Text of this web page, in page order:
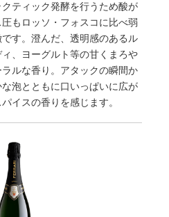
ティック発酵を行うため酸が
もロッソ・フォスコに比べ弱
す。澄んだ、透明感のあるル
、ヨーグルト等の甘くまろや
ルな香り。アタックの瞬間か
泡とともに口いっぱいに広が
イスの香りを感じます。